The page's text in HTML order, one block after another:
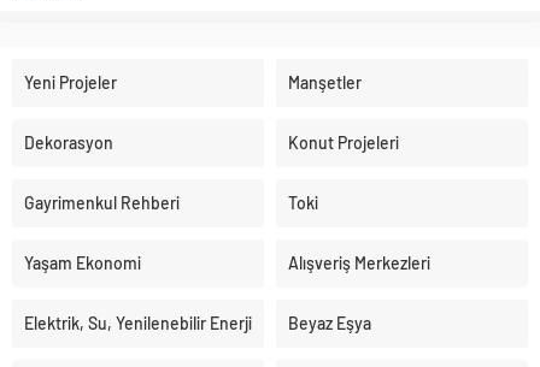
Yeni Projeler Manşetler
Dekorasyon Konut Projeleri
Gayrimenkul Rehberi Toki
Yaşam Ekonomi Alışveriş Merkezleri
Elektrik, Su, Yenilenebilir Enerji Beyaz Eşya